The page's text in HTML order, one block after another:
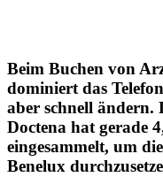
Beim Buchen von
dominiert das
aber schnell ändern.
Doctena hat gerade
eingesammelt, um
Benelux